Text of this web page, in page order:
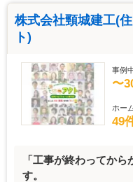
株式会社頸城建工(
ト)
事例
〜
ホー
49
「工事が終わってか
す。